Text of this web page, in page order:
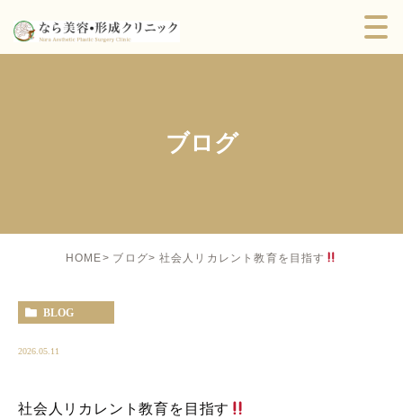
ブログ
HOME ブログ 社会人リカレント教育を目指す
BLOG
2026.05.11
社会人リカレント教育を目指す